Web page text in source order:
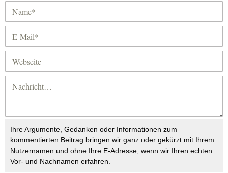
Ihre Argumente, Gedanken oder Informationen zum
kommentierten Beitrag bringen wir ganz oder gekürzt mit Ihrem
Nutzernamen und ohne Ihre E-Adresse, wenn wir Ihren echten
Vor- und Nachnamen erfahren.